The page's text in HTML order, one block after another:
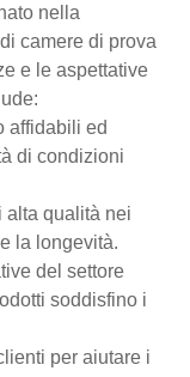
nella
camere di prova
e le aspettative
affidabili ed
di condizioni
alta qualità nei
la longevità.
del settore
soddisfino i
per aiutare i